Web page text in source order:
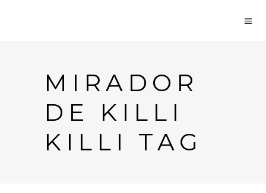
MIRADOR
DE KILLI
KILLI TAG